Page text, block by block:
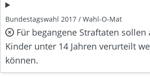
Bundestagswahl 2017 / Wahl-O-Mat
Für begangene Straftaten sollen
Kinder unter 14 Jahren verurteilt
können.